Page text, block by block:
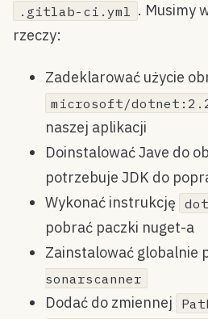
.gitlab-ci.yml
. Musimy
rzeczy:
Zadeklarować użycie
microsoft/
naszej aplikacji
Doinstalować Jave do
potrzebuje JDK do
Wykonać instrukcję
pobrać paczki nuget-a
Zainstalować globalnie
sonarscanner
Dodać do zmiennej